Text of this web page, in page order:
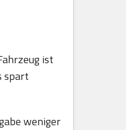
ist
spart
weniger